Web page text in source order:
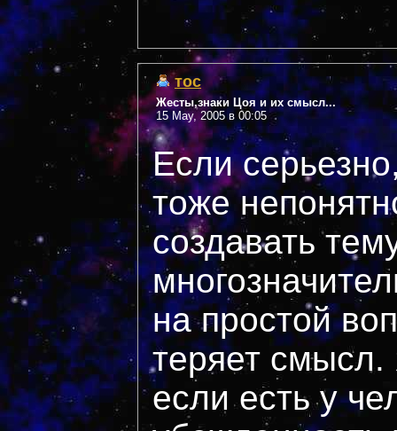
тос
Жесты,знаки Цоя и их смысл...
15 May, 2005 в 00:05
Если
тоже
создавать
на простой
теряет
если есть у